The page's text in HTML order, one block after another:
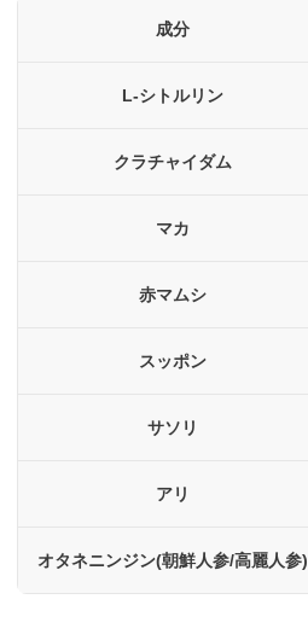
成分
L-シトルリン
クラチャイダム
マカ
赤マムシ
スッポン
サソリ
アリ
オタネニンジン(朝鮮人参/高麗人参)